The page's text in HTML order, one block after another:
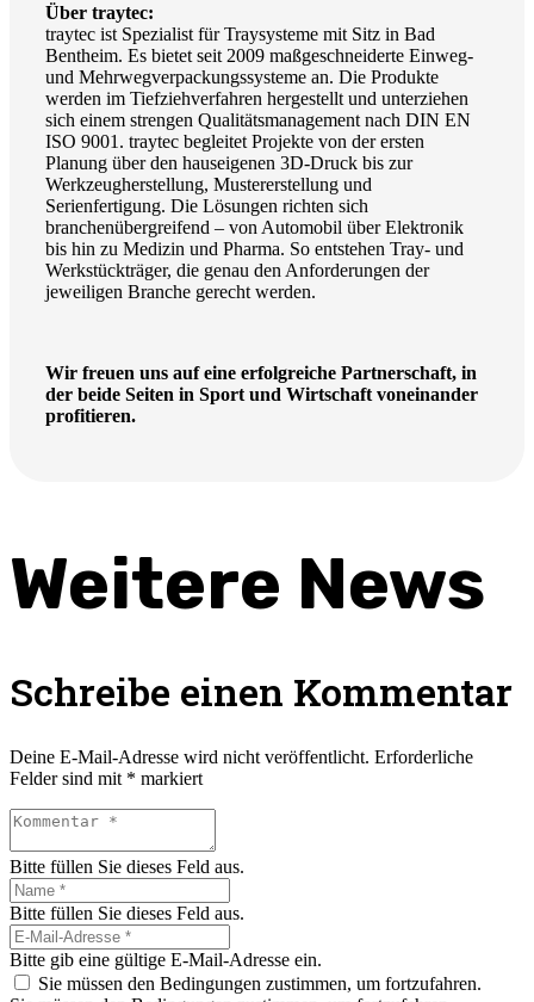
Über traytec:
traytec ist Spezialist für Traysysteme mit Sitz in Bad
Bentheim. Es bietet seit 2009 maßgeschneiderte Einweg-
und Mehrwegverpackungssysteme an. Die Produkte
werden im Tiefziehverfahren hergestellt und unterziehen
sich einem strengen Qualitätsmanagement nach DIN EN
ISO 9001. traytec begleitet Projekte von der ersten
Planung über den hauseigenen 3D-Druck bis zur
Werkzeugherstellung, Mustererstellung und
Serienfertigung. Die Lösungen richten sich
branchenübergreifend – von Automobil über Elektronik
bis hin zu Medizin und Pharma. So entstehen Tray- und
Werkstückträger, die genau den Anforderungen der
jeweiligen Branche gerecht werden.
Wir freuen uns auf eine erfolgreiche Partnerschaft, in
der beide Seiten in Sport und Wirtschaft voneinander
profitieren.
Weitere News
Schreibe einen Kommentar
Deine E-Mail-Adresse wird nicht veröffentlicht. Erforderliche
Felder sind mit * markiert
Bitte füllen Sie dieses Feld aus.
Bitte füllen Sie dieses Feld aus.
Bitte gib eine gültige E-Mail-Adresse ein.
Sie müssen den Bedingungen zustimmen, um fortzufahren.